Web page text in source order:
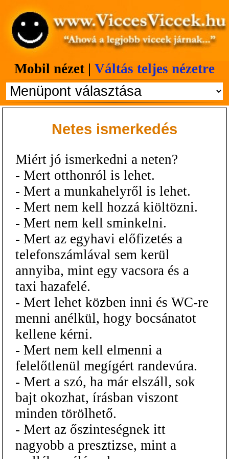
Mobil nézet | Váltás teljes nézetre
Netes ismerkedés
Miért jó ismerkedni a neten?
- Mert otthonról is lehet.
- Mert a munkahelyről is lehet.
- Mert nem kell hozzá kiöltözni.
- Mert nem kell sminkelni.
- Mert az egyhavi előfizetés a
telefonszámlával sem kerül
annyiba, mint egy vacsora és a
taxi hazafelé.
- Mert lehet közben inni és WC-re
menni anélkül, hogy bocsánatot
kellene kérni.
- Mert nem kell elmenni a
felelőtlenül megígért randevúra.
- Mert a szó, ha már elszáll, sok
bajt okozhat, írásban viszont
minden törölhető.
- Mert az őszinteségnek itt
nagyobb a presztizse, mint a